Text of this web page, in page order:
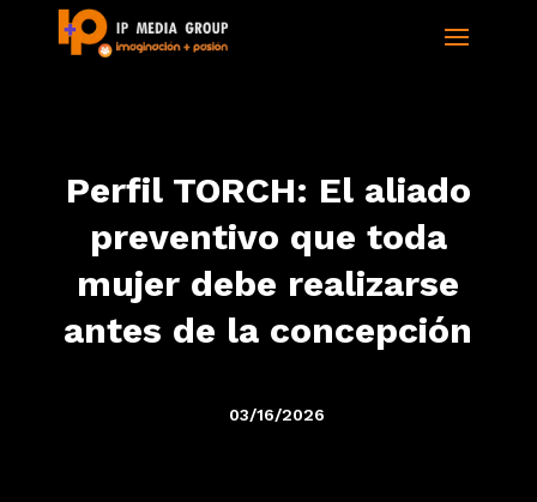
Perfil TORCH: El aliado
preventivo que toda
mujer debe realizarse
antes de la concepción
03/16/2026